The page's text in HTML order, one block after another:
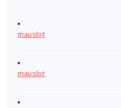
mauslot
mauslot